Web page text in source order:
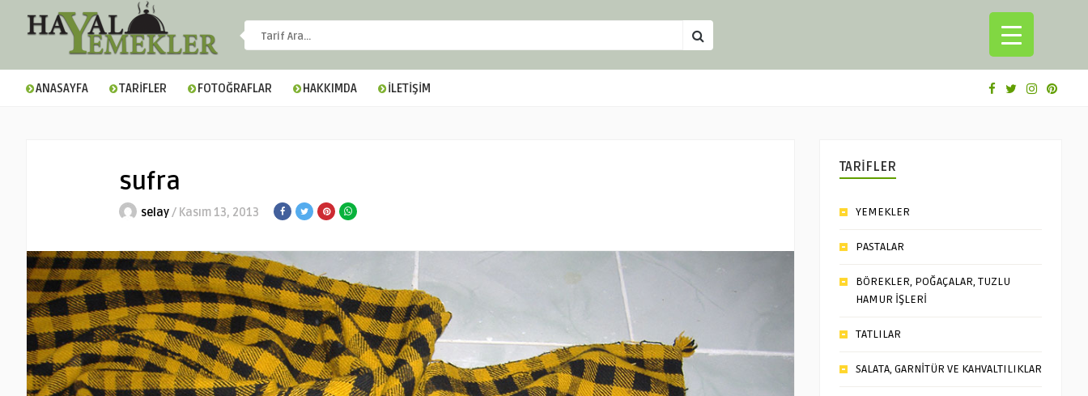
▼
ANASAYFA TARİFLER FOTOĞRAFLAR HAKKIMDA İLETİŞİM
sufra
selay/ Kasım 13, 2013
TARİFLER
YEMEKLER
PASTALAR
BÖREKLER, POĞAÇALAR, TUZLU
HAMUR İŞLERİ
TATLILAR
SALATA, GARNİTÜR VE KAHVALTILIKLAR